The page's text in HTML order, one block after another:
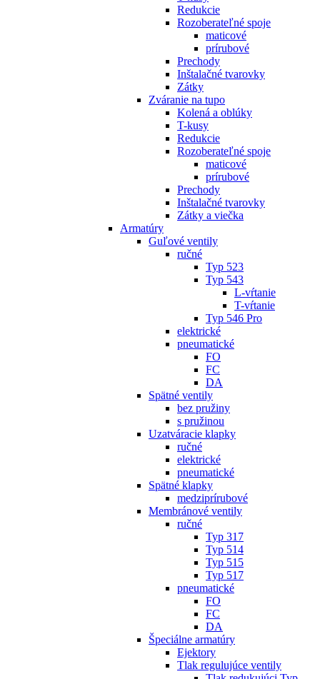
Redukcie
Rozoberateľné spoje
maticové
prírubové
Prechody
Inštalačné tvarovky
Zátky
Zváranie na tupo
Kolená a oblúky
T-kusy
Redukcie
Rozoberateľné spoje
maticové
prírubové
Prechody
Inštalačné tvarovky
Zátky a viečka
Armatúry
Guľové ventily
ručné
Typ 523
Typ 543
L-vŕtanie
T-vŕtanie
Typ 546 Pro
elektrické
pneumatické
FO
FC
DA
Spätné ventily
bez pružiny
s pružinou
Uzatváracie klapky
ručné
elektrické
pneumatické
Spätné klapky
medziprírubové
Membránové ventily
ručné
Typ 317
Typ 514
Typ 515
Typ 517
pneumatické
FO
FC
DA
Špeciálne armatúry
Ejektory
Tlak regulujúce ventily